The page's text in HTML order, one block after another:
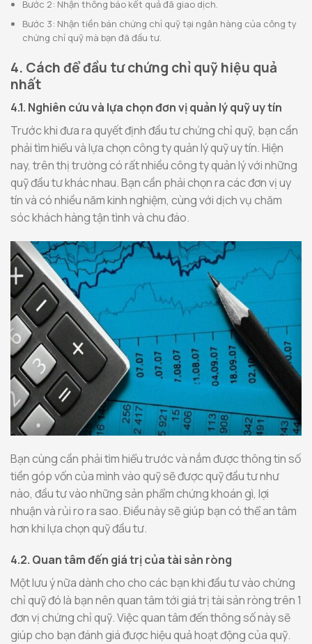
Bước 2: Nhận thông báo kết quả đã giao dịch.
Bước 3: Nhận tiền bán chứng chỉ quỹ tại ngân hàng của công ty
chứng chỉ quỹ mà bạn đã đầu tư.
4. Cách để đầu tư chứng chỉ quỹ hiệu quả
nhất
4.1. Nghiên cứu và lựa chọn đơn vị quản lý quỹ uy tín
Trước khi đưa ra quyết định đầu tư chứng chỉ quỹ, bạn cần
phải tìm hiểu và lựa chọn công ty quản lý quỹ uy tín. Hiện
nay, trên thị trường có rất nhiều công ty quản lý với những
quỹ đầu tư khác nhau. Bạn cần phải chọn ra các đơn vị uy
tín và có nhiều năm kinh nghiệm, cùng với dịch vụ chăm
sóc khách hàng tận tình và chu đáo.
Bạn cùng cần phải tìm hiểu trước và nắm được thông tin số
tiền góp vốn của mình vào quỹ sẽ được quỹ đầu tư như
nào, đầu tư vào những sản phẩm chứng khoán gì, lợi
nhuận và rủi ro ra sao. Điều này sẽ giúp bạn có thể an tâm
hơn khi lựa chọn quỹ đầu tư.
4.2. Quan tâm đến giá trị của tài sản ròng
Một lưu ý nữa dành cho cho các bạn khi đầu tư vào chứng
chỉ quỹ đó là bạn nên quan tâm tới giá trị tài sản ròng trên 1
đơn vị chứng chỉ quỹ. Việc quan tâm đến thông số này sẽ
giúp cho bạn đánh giá được hiệu quả hoạt động của quỹ.